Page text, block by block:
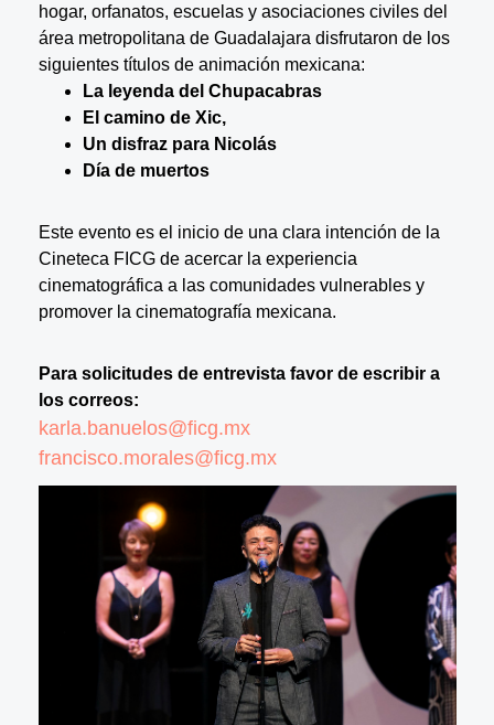
hogar, orfanatos, escuelas y asociaciones civiles del
área metropolitana de Guadalajara disfrutaron de los
siguientes títulos de animación mexicana:
La leyenda del Chupacabras
El camino de Xic,
Un disfraz para Nicolás
Día de muertos
Este evento es el inicio de una clara intención de la
Cineteca FICG de acercar la experiencia
cinematográfica a las comunidades vulnerables y
promover la cinematografía mexicana.
Para solicitudes de entrevista favor de escribir a
los correos:
karla.banuelos@ficg.mx
francisco.morales@ficg.mx